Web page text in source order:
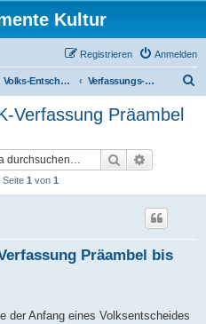
Kultur
Anmelden
Registrieren
Volks-Entscheid üb Wahl-Programm Verfassungs-Reformen
Verfassung Präambel
Suche
Seite 1 von 1
Präambel bis
der Anfang eines Volksentscheides